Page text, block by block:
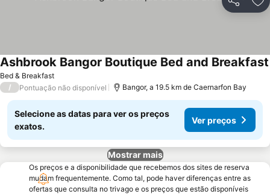
Partilhar
Bed & Breakfast
Ashbrook Bangor Boutique Bed and Breakfast
/ Pontuação não disponível Bangor, a 19.5 km de Caernarfon Bay
Selecione as datas para ver os preços
exatos.
Ver preços
Mostrar mais
Os preços e a disponibilidade que recebemos dos sites de reserva
mudam frequentemente. Como tal, pode haver diferenças entre as
ofertas que consulta no trivago e os preços que estão disponíveis